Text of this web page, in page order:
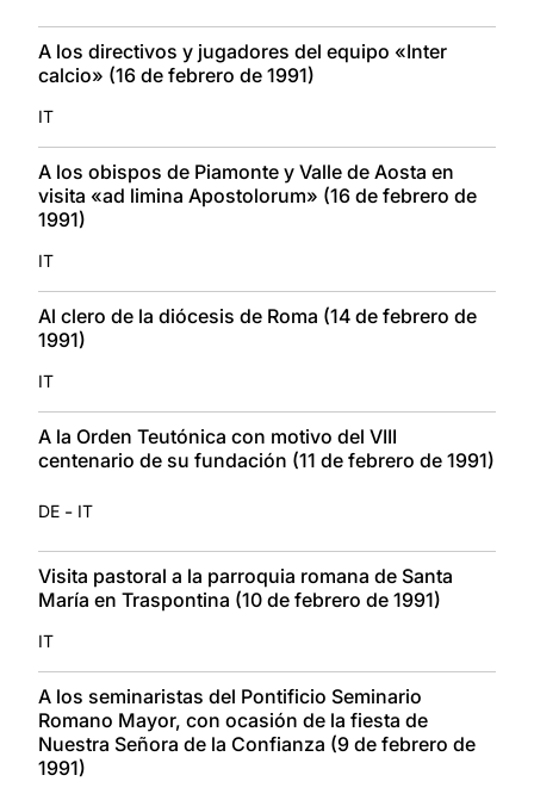
A los directivos y jugadores del equipo «Inter
calcio» (16 de febrero de 1991)
IT
A los obispos de Piamonte y Valle de Aosta en
visita «ad limina Apostolorum» (16 de febrero de
1991)
IT
Al clero de la diócesis de Roma (14 de febrero de
1991)
IT
A la Orden Teutónica con motivo del VIII
centenario de su fundación (11 de febrero de 1991)
DE - IT
Visita pastoral a la parroquia romana de Santa
María en Traspontina (10 de febrero de 1991)
IT
A los seminaristas del Pontificio Seminario
Romano Mayor, con ocasión de la fiesta de
Nuestra Señora de la Confianza (9 de febrero de
1991)